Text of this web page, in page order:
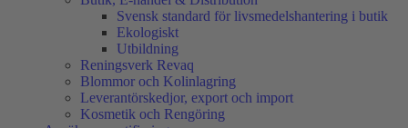
Svensk standard för livsmedelshantering i butik
Ekologiskt
Utbildning
Reningsverk Revaq
Blommor och Kolinlagring
Leverantörskedjor, export och import
Kosmetik och Rengöring